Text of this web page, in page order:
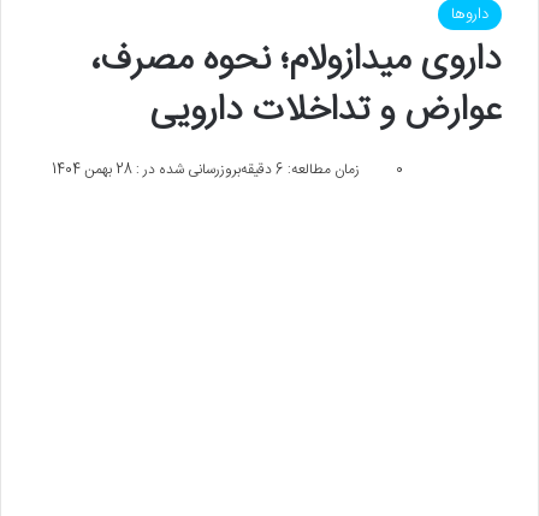
داروها
داروی میدازولام؛ نحوه مصرف،
عوارض و تداخلات دارویی
بروزرسانی شده در : 28 بهمن 1404 0 زمان مطالعه: 6 دقیقه